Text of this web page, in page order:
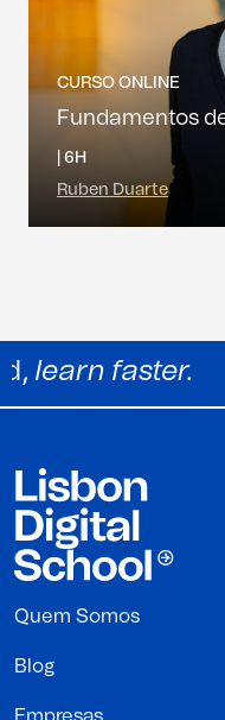
CURSO ONLINE
Fundamentos
6H
Ruben Duarte
Look forward,
Quem Somos
Blog
Empresas